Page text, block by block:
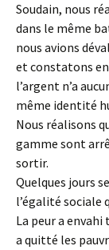
Soudain, nous
dans le même
nous avions
et constatons
l’argent n’a
même identité
Nous réalisons
gamme sont
sortir.
Quelques jours
l’égalité sociale
La peur a
a quitté les